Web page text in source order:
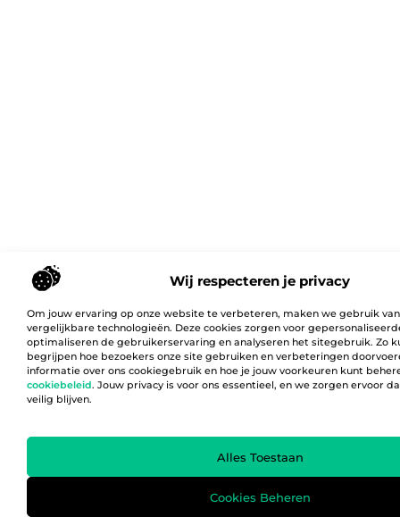
Wij respecteren je privacy
Om jouw ervaring op onze website te verbeteren, maken we gebruik
vergelijkbare technologieën. Deze cookies zorgen voor
optimaliseren de gebruikerservaring en analyseren het sitegebruik. Zo
begrijpen hoe bezoekers onze site gebruiken en verbeteringen
informatie over ons cookiegebruik en hoe je jouw voorkeuren kunt
cookiebeleid. Jouw privacy is voor ons essentieel, en we zorgen ervoor
veilig blijven.
Alles Toestaan
Cookies Beheren